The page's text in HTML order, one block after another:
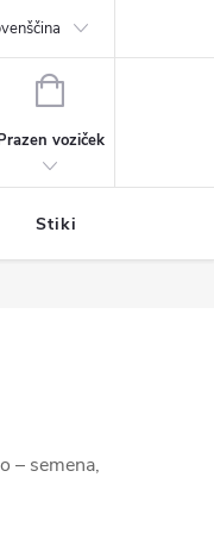
NAKUPOVALNI
voziček
Stiki
– semena,